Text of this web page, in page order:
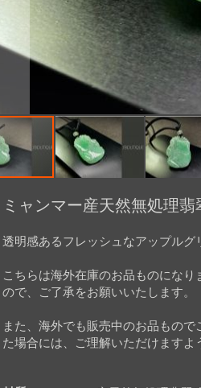
ミャンマー産天然無処理
透明感あるフレッシュなアップルグ
こちらは海外在庫のお品ものにな
ので、ご了承をお願いいたします。
また、海外でも販売中のお品もの
た場合には、ご理解いただけますよ